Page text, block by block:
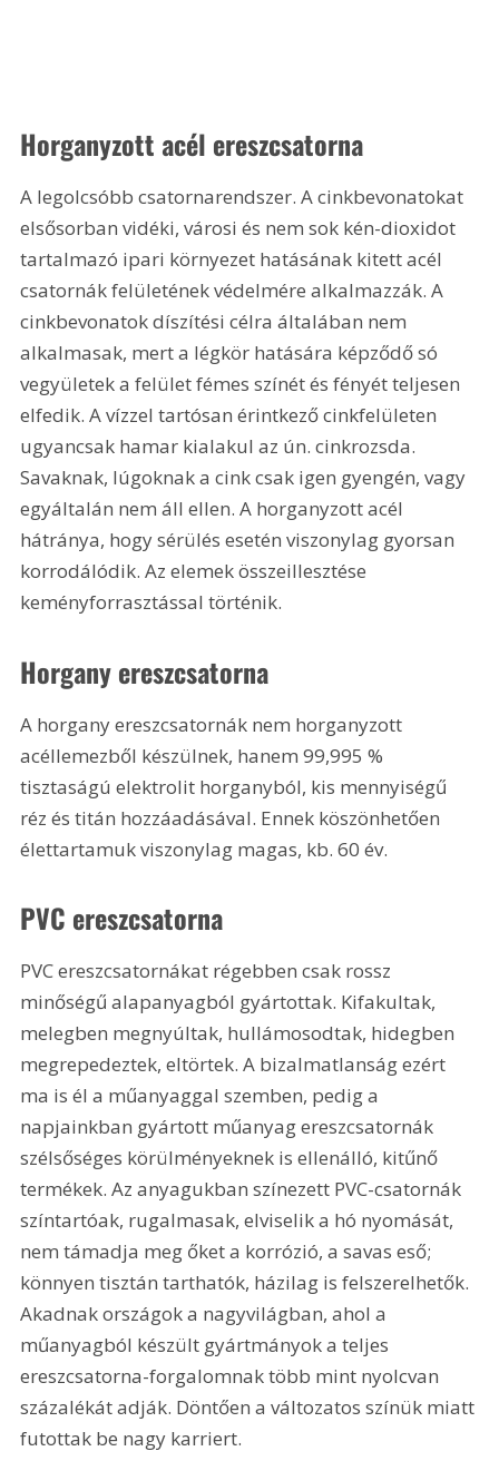
Horganyzott acél ereszcsatorna
A legolcsóbb csatornarendszer. A cinkbevonatokat
elsősorban vidéki, városi és nem sok kén-dioxidot
tartalmazó ipari környezet hatásának kitett acél
csatornák felületének védelmére alkalmazzák. A
cinkbevonatok díszítési célra általában nem
alkalmasak, mert a légkör hatására képződő só
vegyületek a felület fémes színét és fényét teljesen
elfedik. A vízzel tartósan érintkező cinkfelületen
ugyancsak hamar kialakul az ún. cinkrozsda.
Savaknak, lúgoknak a cink csak igen gyengén, vagy
egyáltalán nem áll ellen. A horganyzott acél
hátránya, hogy sérülés esetén viszonylag gyorsan
korrodálódik. Az elemek összeillesztése
keményforrasztással történik.
Horgany ereszcsatorna
A horgany ereszcsatornák nem horganyzott
acéllemezből készülnek, hanem 99,995 %
tisztaságú elektrolit horganyból, kis mennyiségű
réz és titán hozzáadásával. Ennek köszönhetően
élettartamuk viszonylag magas, kb. 60 év.
PVC ereszcsatorna
PVC ereszcsatornákat régebben csak rossz
minőségű alapanyagból gyártottak. Kifakultak,
melegben megnyúltak, hullámosodtak, hidegben
megrepedeztek, eltörtek. A bizalmatlanság ezért
ma is él a műanyaggal szemben, pedig a
napjainkban gyártott műanyag ereszcsatornák
szélsőséges körülményeknek is ellenálló, kitűnő
termékek. Az anyagukban színezett PVC-csatornák
színtartóak, rugalmasak, elviselik a hó nyomását,
nem támadja meg őket a korrózió, a savas eső;
könnyen tisztán tarthatók, házilag is felszerelhetők.
Akadnak országok a nagyvilágban, ahol a
műanyagból készült gyártmányok a teljes
ereszcsatorna-forgalomnak több mint nyolcvan
százalékát adják. Döntően a változatos színük miatt
futottak be nagy karriert.